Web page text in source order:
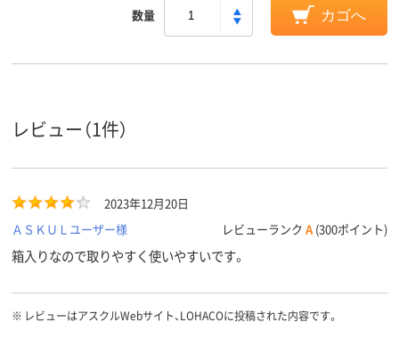
数量 カゴへ
レビュー（1件）
2023年12月20日
ＡＳＫＵＬユーザー様
レビューランク A (300ポイント)
箱入りなので取りやすく使いやすいです。
※ レビューはアスクルWebサイト、LOHACOに投稿された内容です。